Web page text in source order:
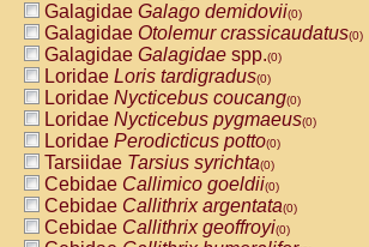
Galagidae Galago demidovii(0)
Galagidae Otolemur crassicaudatus(0)
Galagidae Galagidae spp.(0)
Loridae Loris tardigradus(0)
Loridae Nycticebus coucang(0)
Loridae Nycticebus pygmaeus(0)
Loridae Perodicticus potto(0)
Tarsiidae Tarsius syrichta(0)
Cebidae Callimico goeldii(0)
Cebidae Callithrix argentata(0)
Cebidae Callithrix geoffroyi(0)